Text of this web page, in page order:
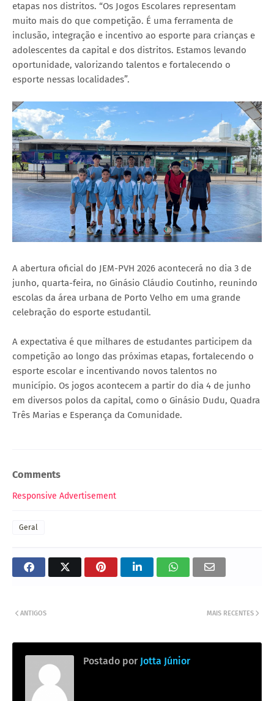
etapas nos distritos. “Os Jogos Escolares representam
muito mais do que competição. É uma ferramenta de
inclusão, integração e incentivo ao esporte para crianças e
adolescentes da capital e dos distritos. Estamos levando
oportunidade, valorizando talentos e fortalecendo o
esporte nessas localidades”.
A abertura oficial do JEM-PVH 2026 acontecerá no dia 3 de
junho, quarta-feira, no Ginásio Cláudio Coutinho, reunindo
escolas da área urbana de Porto Velho em uma grande
celebração do esporte estudantil.
A expectativa é que milhares de estudantes participem da
competição ao longo das próximas etapas, fortalecendo o
esporte escolar e incentivando novos talentos no
município. Os jogos acontecem a partir do dia 4 de junho
em diversos polos da capital, como o Ginásio Dudu, Quadra
Três Marias e Esperança da Comunidade.
Comments
Responsive Advertisement
Geral
MAIS RECENTES
ANTIGOS
Postado por Jotta Júnior